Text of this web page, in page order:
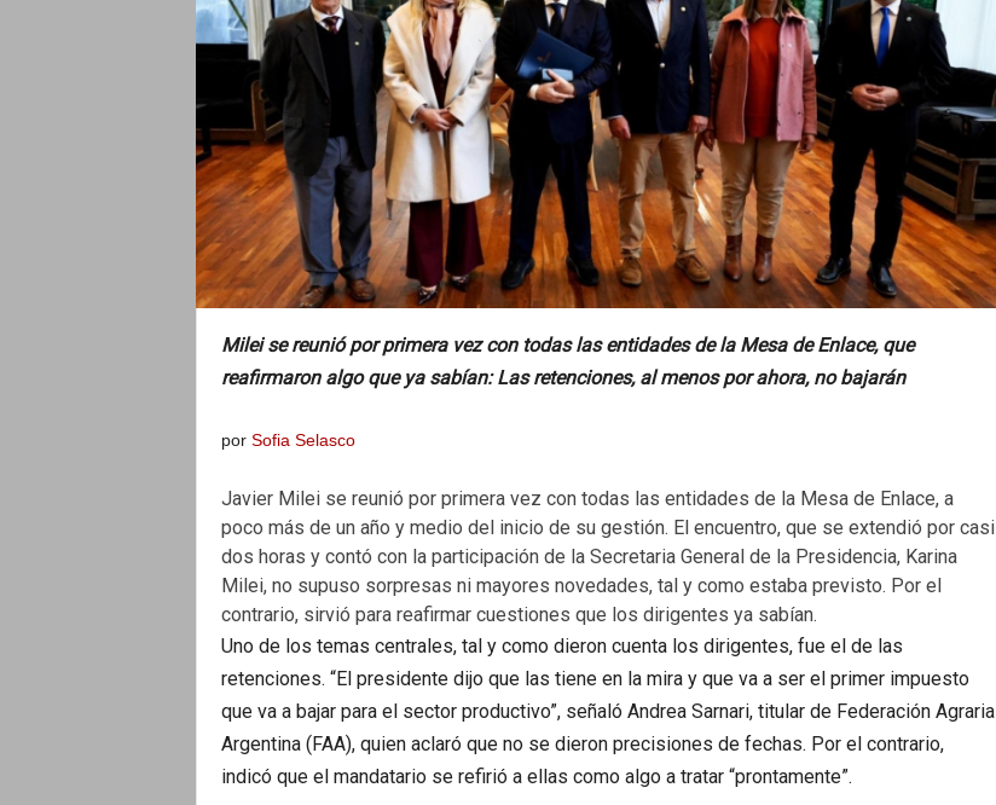
o
Milei se reunió por primera vez con todas las entidades de la Mesa de Enlace, que
reafirmaron algo que ya sabían: Las retenciones, al menos por ahora, no bajarán
por Sofia Selasco
Javier Milei se reunió por primera vez con todas las entidades de la Mesa de Enlace, a
poco más de un año y medio del inicio de su gestión. El encuentro, que se extendió por casi
dos horas y contó con la participación de la Secretaria General de la Presidencia, Karina
Milei, no supuso sorpresas ni mayores novedades, tal y como estaba previsto. Por el
contrario, sirvió para reafirmar cuestiones que los dirigentes ya sabían.
Uno de los temas centrales, tal y como dieron cuenta los dirigentes, fue el de las
retenciones. “El presidente dijo que las tiene en la mira y que va a ser el primer impuesto
que va a bajar para el sector productivo”, señaló Andrea Sarnari, titular de Federación Agraria
Argentina (FAA), quien aclaró que no se dieron precisiones de fechas. Por el contrario,
indicó que el mandatario se refirió a ellas como algo a tratar “prontamente”.